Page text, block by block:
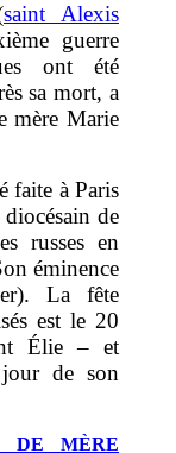
saint Alexis
guerre
ont été
sa mort, a
mère Marie
faite à Paris
de
russes en
éminence
La fête
est le 20
Élie – et
jour de son
DE MÈRE